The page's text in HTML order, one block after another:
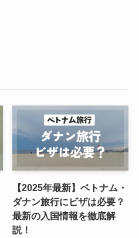
【2025年最新】ベトナム・
ダナン旅行にビザは必要？
最新の入国情報を徹底解
説！